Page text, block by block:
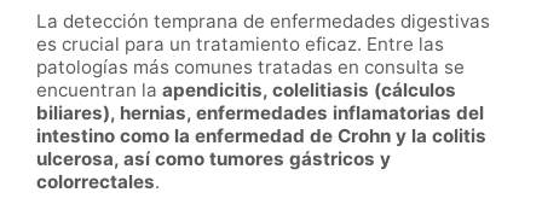
La detección temprana de enfermedades digestivas
es crucial para un tratamiento eficaz. Entre las
patologías más comunes tratadas en consulta se
encuentran la apendicitis, colelitiasis (cálculos
biliares), hernias, enfermedades inflamatorias del
intestino como la enfermedad de Crohn y la colitis
ulcerosa, así como tumores gástricos y
colorrectales.